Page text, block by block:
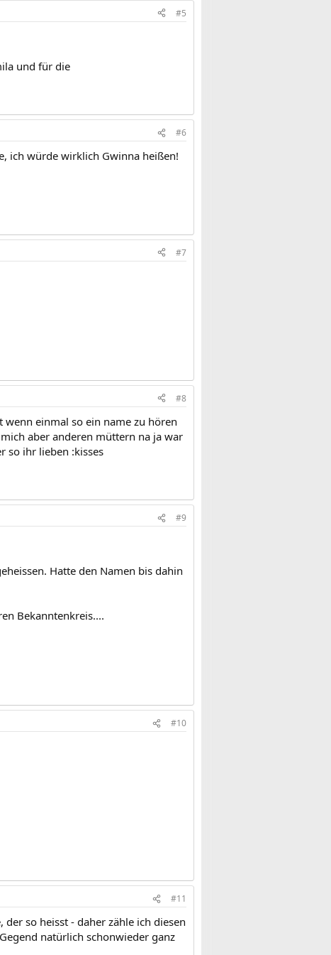
#5
und für die
#6
ich würde wirklich Gwinna heißen!
#7
#8
einmal so ein name zu hören
aber anderen müttern na ja war
so ihr lieben :kisses
#9
Hatte den Namen bis dahin
Bekanntenkreis....
#10
#11
der so heisst - daher zähle ich diesen
natürlich schonwieder ganz